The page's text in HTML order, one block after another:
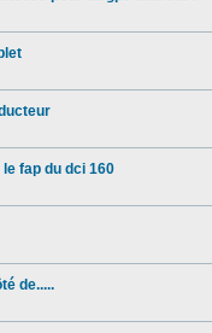
fap du dci 160
de.....